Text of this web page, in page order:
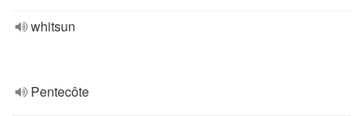
whitsun
Pentecôte